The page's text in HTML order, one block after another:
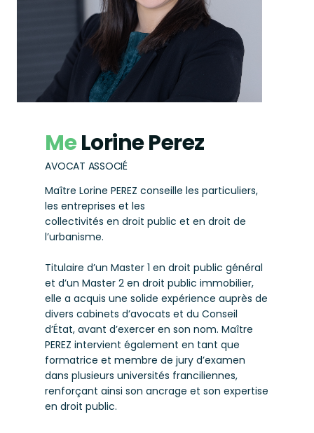
MeLorine Perez
AVOCAT ASSOCIÉ
Maître Lorine PEREZ conseille les particuliers,
les entreprises et les
collectivités en droit public et en droit de
l’urbanisme.
Titulaire d’un Master 1 en droit public général
et d’un Master 2 en droit public immobilier,
elle a acquis une solide expérience auprès de
divers cabinets d’avocats et du Conseil
d’État, avant d’exercer en son nom. Maître
PEREZ intervient également en tant que
formatrice et membre de jury d’examen
dans plusieurs universités franciliennes,
renforçant ainsi son ancrage et son expertise
en droit public.